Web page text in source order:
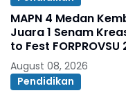
MAPN 4 Medan
Juara 1 Senam Kreasi Umum IOSKI Road
to Fest FORPROVSU
August 08, 2026
Pendidikan